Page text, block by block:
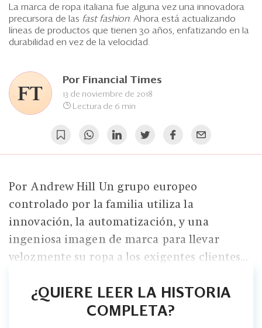
Blogs
Edición Impresa
La marca de ropa italiana fue alguna vez una innovadora
precursora de las fast fashion. Ahora está actualizando
líneas de productos que tienen 30 años, enfatizando en la
durabilidad en vez de la velocidad.
Por Financial Times
13 de noviembre de 2018
Lectura de 6 min
Por Andrew Hill Un grupo europeo
controlado por la familia utiliza la
innovación, la automatización, y una
ingeniosa imagen de marca para llevar
velozmente su ropa a los exigentes clientes...
¿QUIERE LEER LA HISTORIA
COMPLETA?